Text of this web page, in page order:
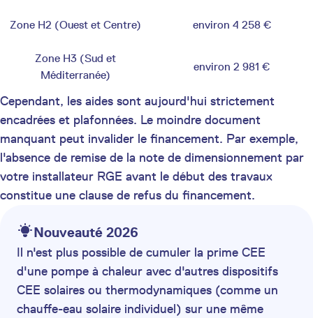
Zone H2 (Ouest et Centre) environ 4 258 €
Zone H3 (Sud et
Méditerranée)
environ 2 981 €
Cependant, les aides sont aujourd'hui strictement
encadrées et plafonnées. Le moindre document
manquant peut invalider le financement. Par exemple,
l'absence de remise de la note de dimensionnement par
votre installateur RGE avant le début des travaux
constitue une clause de refus du financement.
Nouveauté 2026
Il n'est plus possible de cumuler la prime CEE
d'une pompe à chaleur avec d'autres dispositifs
CEE solaires ou thermodynamiques (comme un
chauffe-eau solaire individuel) sur une même